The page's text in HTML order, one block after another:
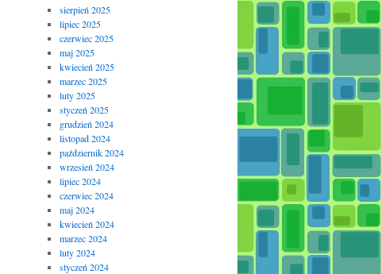
sierpień 2025
lipiec 2025
czerwiec 2025
maj 2025
kwiecień 2025
marzec 2025
luty 2025
styczeń 2025
grudzień 2024
listopad 2024
październik 2024
wrzesień 2024
lipiec 2024
czerwiec 2024
maj 2024
kwiecień 2024
marzec 2024
luty 2024
styczeń 2024